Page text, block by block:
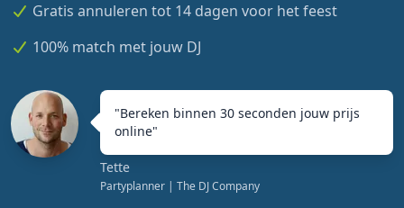
Gratis annuleren tot 14 dagen voor het feest
100% match met jouw DJ
"Bereken binnen 30 seconden jouw prijs
online"
Tette
Partyplanner | The DJ Company